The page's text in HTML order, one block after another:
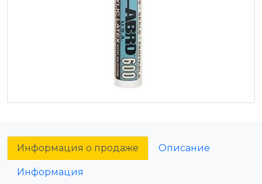
Информация о продаже Описание
Информация